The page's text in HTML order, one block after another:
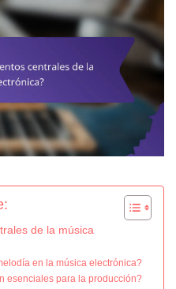
de la música
en la música electrónica?
esenciales para la producción?